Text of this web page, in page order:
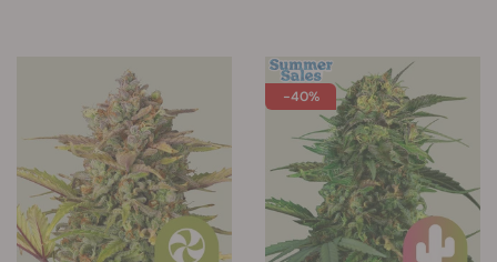
-40%